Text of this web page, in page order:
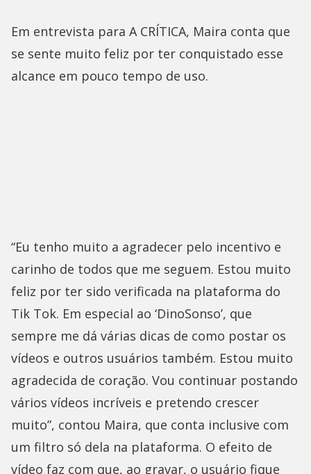
Em entrevista para A CRÍTICA, Maira conta que
se sente muito feliz por ter conquistado esse
alcance em pouco tempo de uso.
“Eu tenho muito a agradecer pelo incentivo e
carinho de todos que me seguem. Estou muito
feliz por ter sido verificada na plataforma do
Tik Tok. Em especial ao ‘DinoSonso’, que
sempre me dá várias dicas de como postar os
vídeos e outros usuários também. Estou muito
agradecida de coração. Vou continuar postando
vários vídeos incríveis e pretendo crescer
muito”, contou Maira, que conta inclusive com
um filtro só dela na plataforma. O efeito de
vídeo faz com que, ao gravar, o usuário fique